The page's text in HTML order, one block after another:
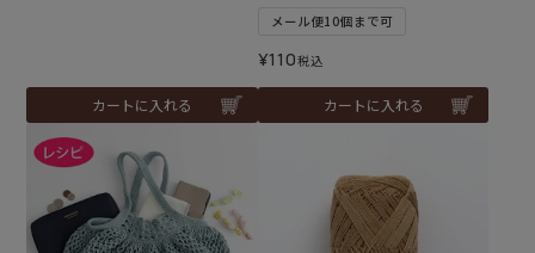
カートに入れる
メール便10個まで可
¥110税込
カートに入れる